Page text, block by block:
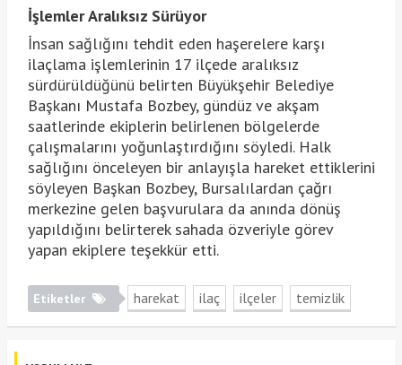
İşlemler Aralıksız Sürüyor
İnsan sağlığını tehdit eden haşerelere karşı
ilaçlama işlemlerinin 17 ilçede aralıksız
sürdürüldüğünü belirten Büyükşehir Belediye
Başkanı Mustafa Bozbey, gündüz ve akşam
saatlerinde ekiplerin belirlenen bölgelerde
çalışmalarını yoğunlaştırdığını söyledi. Halk
sağlığını önceleyen bir anlayışla hareket ettiklerini
söyleyen Başkan Bozbey, Bursalılardan çağrı
merkezine gelen başvurulara da anında dönüş
yapıldığını belirterek sahada özveriyle görev
yapan ekiplere teşekkür etti.
Etiketler harekat ilaç ilçeler temizlik